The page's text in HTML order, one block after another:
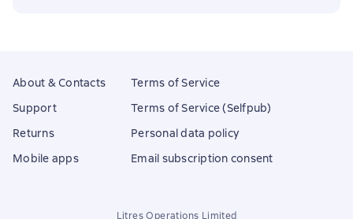
About & Contacts
Support
Returns
Mobile apps
Terms of Service
Terms of Service (Selfpub)
Personal data policy
Email subscription consent
Litres Operations Limited